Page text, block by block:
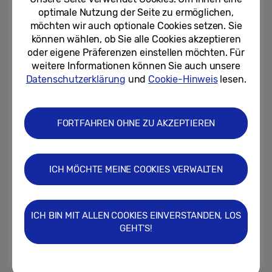
kennen sollten
04.10.2019
Hochwertige Aufnahmen ohne
Gepäck mit dem Galaxy Note10
Fotos schießen fast wie die
Profis – mit dem Pro Modus
15.11.2018
die intelligente Kamera des...
25.09.2018
optimale Nutzung der Seite zu ermöglichen,
möchten wir auch optionale Cookies setzen. Sie
können wählen, ob Sie alle Cookies akzeptieren
oder eigene Präferenzen einstellen möchten. Für
weitere Informationen können Sie auch unsere
Datenschutzerklärung und Cookie-Hinweislesen.
FORTFAHREN OHNE ZU AKZEPTIEREN
ICH MÖCHTE MEINE COOKIES VERWALTEN
ICH BIN MIT ALLEN COOKIES EINVERSTANDEN, LOS
GEHT'S!